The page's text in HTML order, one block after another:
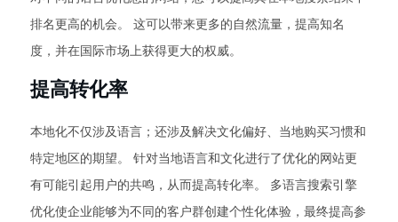
排名更高的机会。 这可以带来更多的自然流量，提高知名
度，并在国际市场上获得更大的权威。
提高转化率
本地化不仅涉及语言；还涉及解决文化偏好、当地购买习惯和
特定地区的期望。 针对当地语言和文化进行了优化的网站更
有可能引起用户的共鸣，从而提高转化率。 多语言搜索引擎
优化使企业能够为不同的客户群创建个性化体验，最终提高参